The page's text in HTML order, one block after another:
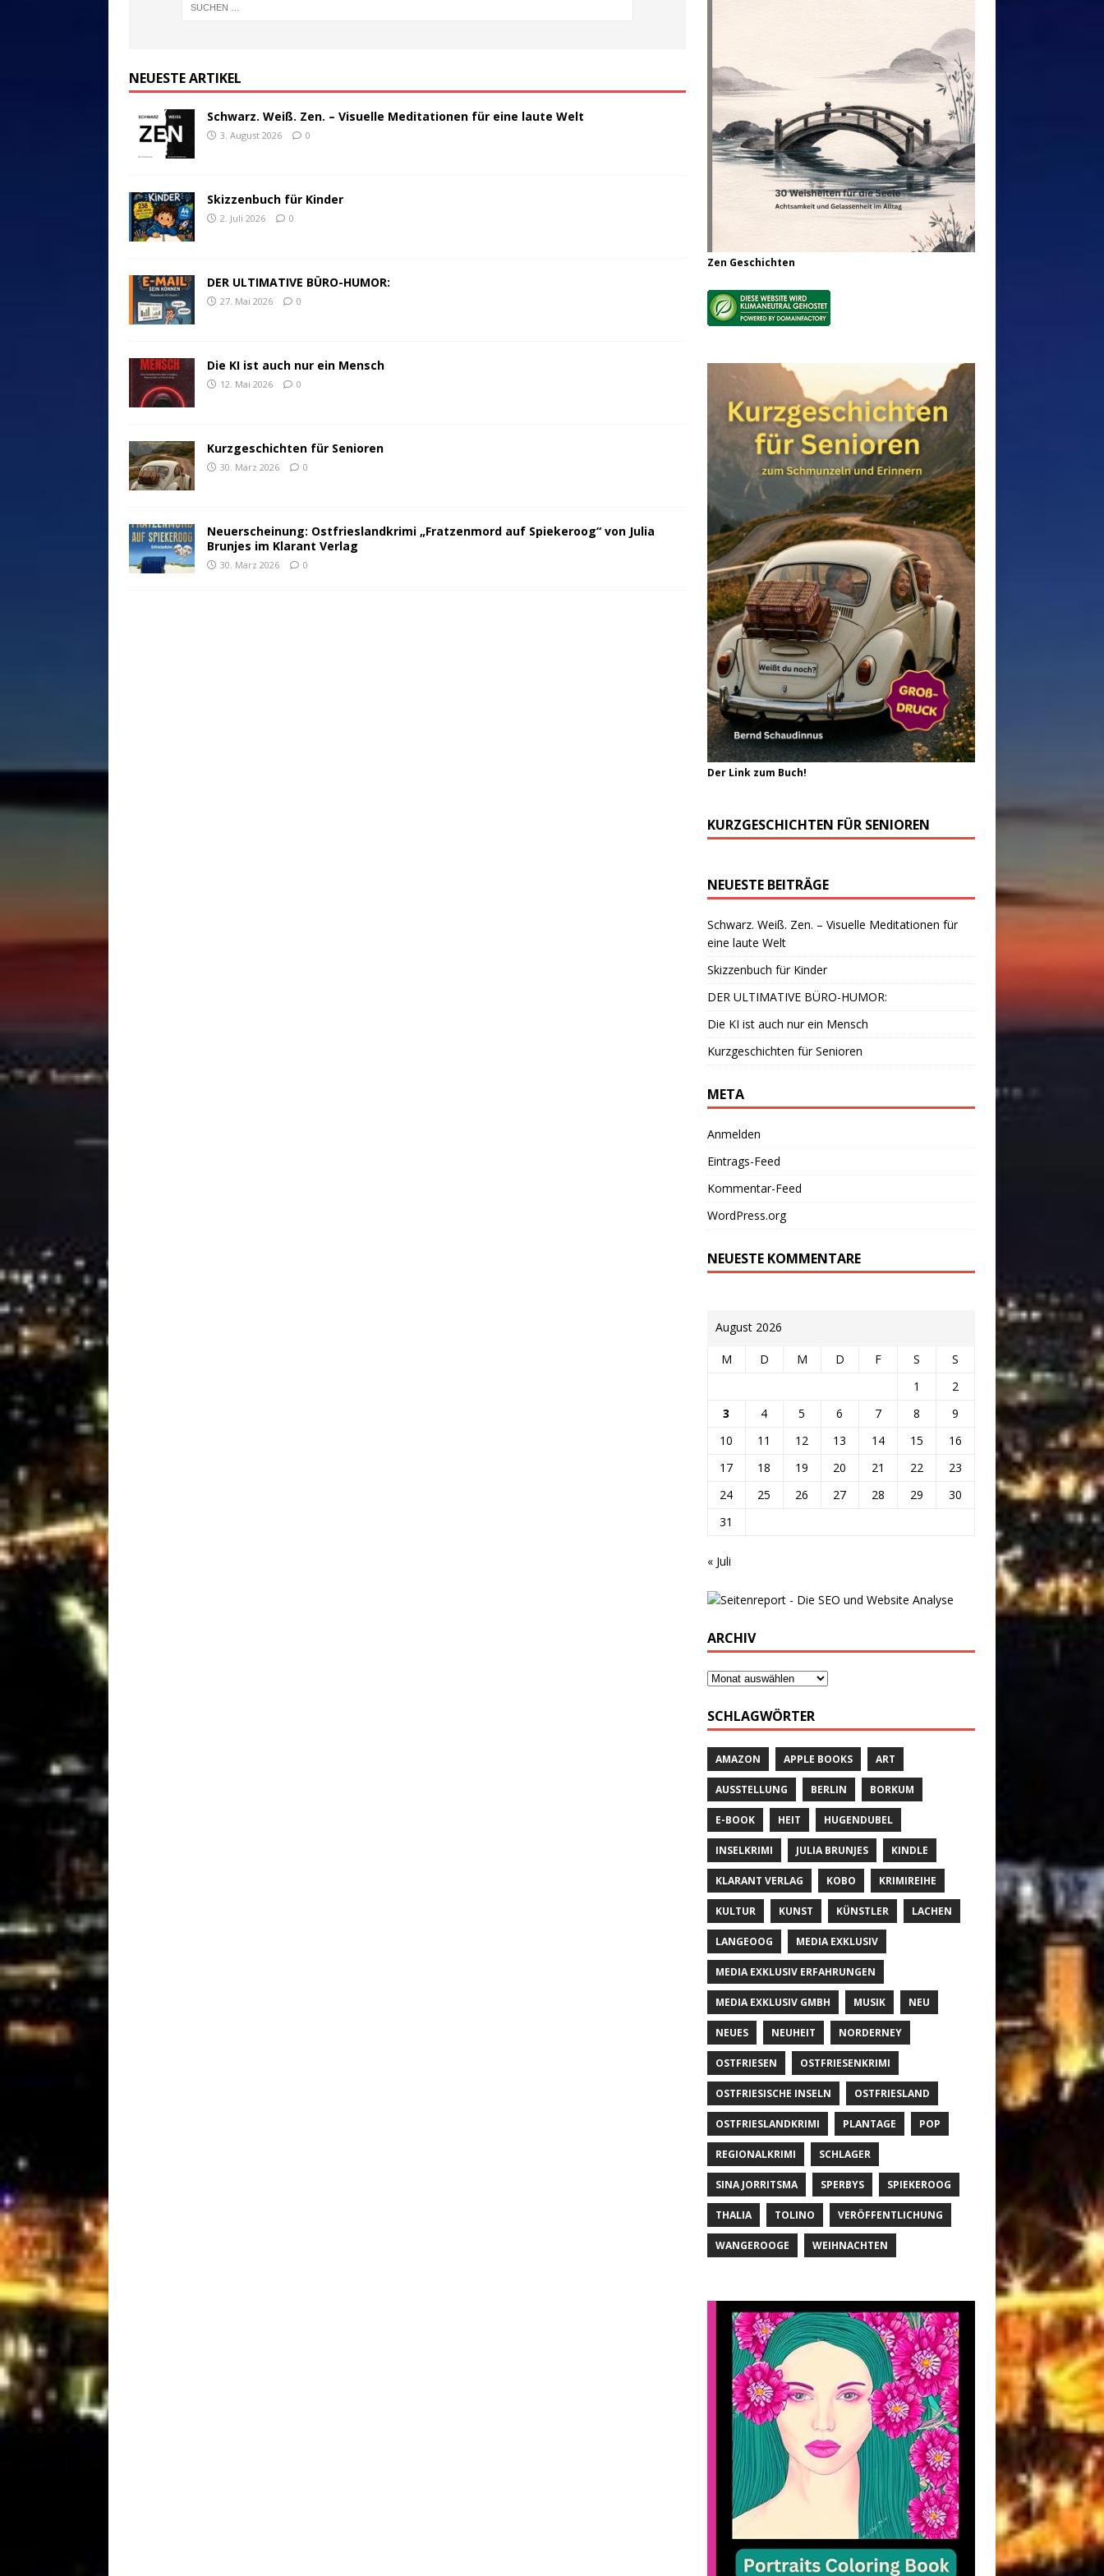
NEUESTE ARTIKEL
Schwarz. Weiß. Zen. – Visuelle Meditationen für eine laute Welt
3. August 2026 0
Skizzenbuch für Kinder
2. Juli 2026 0
DER ULTIMATIVE BÜRO-HUMOR:
27. Mai 2026 0
Die KI ist auch nur ein Mensch
12. Mai 2026 0
Kurzgeschichten für Senioren
30. März 2026 0
Neuerscheinung: Ostfrieslandkrimi „Fratzenmord auf Spiekeroog“ von Julia
Brunjes im Klarant Verlag
30. März 2026 0
Zen Geschichten
Der Link zum Buch!
KURZGESCHICHTEN FÜR SENIOREN
NEUESTE BEITRÄGE
Schwarz. Weiß. Zen. – Visuelle Meditationen für
eine laute Welt
Skizzenbuch für Kinder
DER ULTIMATIVE BÜRO-HUMOR:
Die KI ist auch nur ein Mensch
Kurzgeschichten für Senioren
META
Anmelden
Eintrags-Feed
Kommentar-Feed
WordPress.org
NEUESTE KOMMENTARE
August 2026
M D M D F S
S
1
2
3
4 5 6 7 8
9
10
11 12 13 14 15
16
17
18 19 20 21 22
23
24
25 26 27 28 29
30
31
« Juli
ARCHIV
SCHLAGWÖRTER
AMAZON APPLE BOOKS ART
AUSSTELLUNG BERLIN BORKUM
E-BOOK HEIT HUGENDUBEL
INSELKRIMI JULIA BRUNJES KINDLE
KLARANT VERLAG KOBO KRIMIREIHE
KULTUR KUNST KÜNSTLER LACHEN
LANGEOOG MEDIA EXKLUSIV
MEDIA EXKLUSIV ERFAHRUNGEN
MEDIA EXKLUSIV GMBH MUSIK NEU
NEUES NEUHEIT NORDERNEY
OSTFRIESEN OSTFRIESENKRIMI
OSTFRIESISCHE INSELN OSTFRIESLAND
OSTFRIESLANDKRIMI PLANTAGE POP
REGIONALKRIMI SCHLAGER
SINA JORRITSMA SPERBYS SPIEKEROOG
THALIA TOLINO VERÖFFENTLICHUNG
WANGEROOGE WEIHNACHTEN